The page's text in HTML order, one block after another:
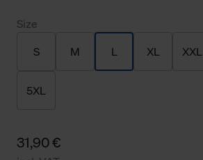
Size
S M L XL XXL
5XL
31,90 €